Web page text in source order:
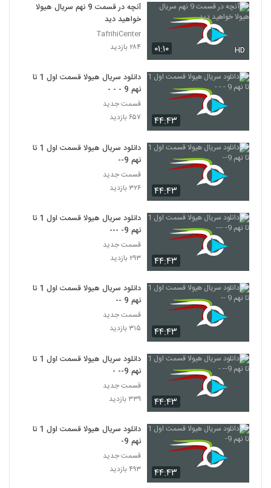
۰۱:۱۰ HD
آنچه در قسمت 9 نهم سریال هیولا
خواهید دید
TafrihiCenter
۲۸۴ بازدید
۴۴:۴۳
دانلود سریال هیولا قسمت اول 1 تا
نهم 9 - - -
قسمت جدید
۶۵۷ بازدید
۴۴:۴۳
دانلود سریال هیولا قسمت اول 1 تا
نهم 9--
قسمت جدید
۳۲۶ بازدید
۴۴:۴۳
دانلود سریال هیولا قسمت اول 1 تا
نهم 9- ---
قسمت جدید
۲۹۳ بازدید
۴۴:۴۳
دانلود سریال هیولا قسمت اول 1 تا
نهم 9 --
قسمت جدید
۳۱۵ بازدید
۴۴:۴۳
دانلود سریال هیولا قسمت اول 1 تا
نهم 9-- -
قسمت جدید
۳۳۹ بازدید
۴۴:۴۳
دانلود سریال هیولا قسمت اول 1 تا
نهم 9-
قسمت جدید
۴۹۳ بازدید